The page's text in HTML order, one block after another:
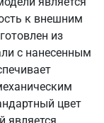
к внешним
из
с нанесенным
цвет
является